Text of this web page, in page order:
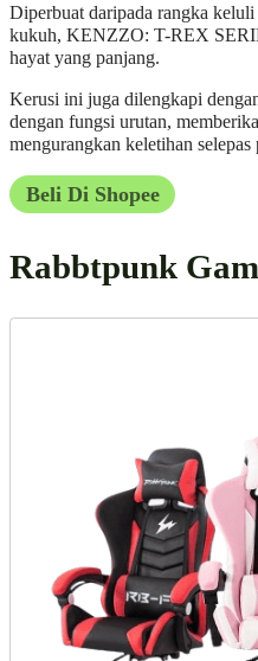
Diperbuat daripada rangka
kukuh, KENZZO: T-REX
hayat yang panjang.
Kerusi ini juga dilengkapi
dengan fungsi urutan,
mengurangkan keletihan
Beli Di Shopee
Rabbtpunk